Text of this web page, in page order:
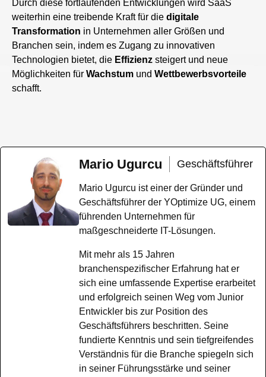
Durch diese fortlaufenden Entwicklungen wird SaaS
weiterhin eine treibende Kraft für die digitale
Transformation in Unternehmen aller Größen und
Branchen sein, indem es Zugang zu innovativen
Technologien bietet, die Effizienz steigert und neue
Möglichkeiten für Wachstum und Wettbewerbsvorteile
schafft.
Mario Ugurcu Geschäftsführer
Mario Ugurcu ist einer der Gründer und
Geschäftsführer der YOptimize UG, einem
führenden Unternehmen für
maßgeschneiderte IT-Lösungen.
Mit mehr als 15 Jahren
branchenspezifischer Erfahrung hat er
sich eine umfassende Expertise erarbeitet
und erfolgreich seinen Weg vom Junior
Entwickler bis zur Position des
Geschäftsführers beschritten. Seine
fundierte Kenntnis und sein tiefgreifendes
Verständnis für die Branche spiegeln sich
in seiner Führungsstärke und seiner